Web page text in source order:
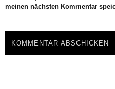
meinen nächsten Kommentar